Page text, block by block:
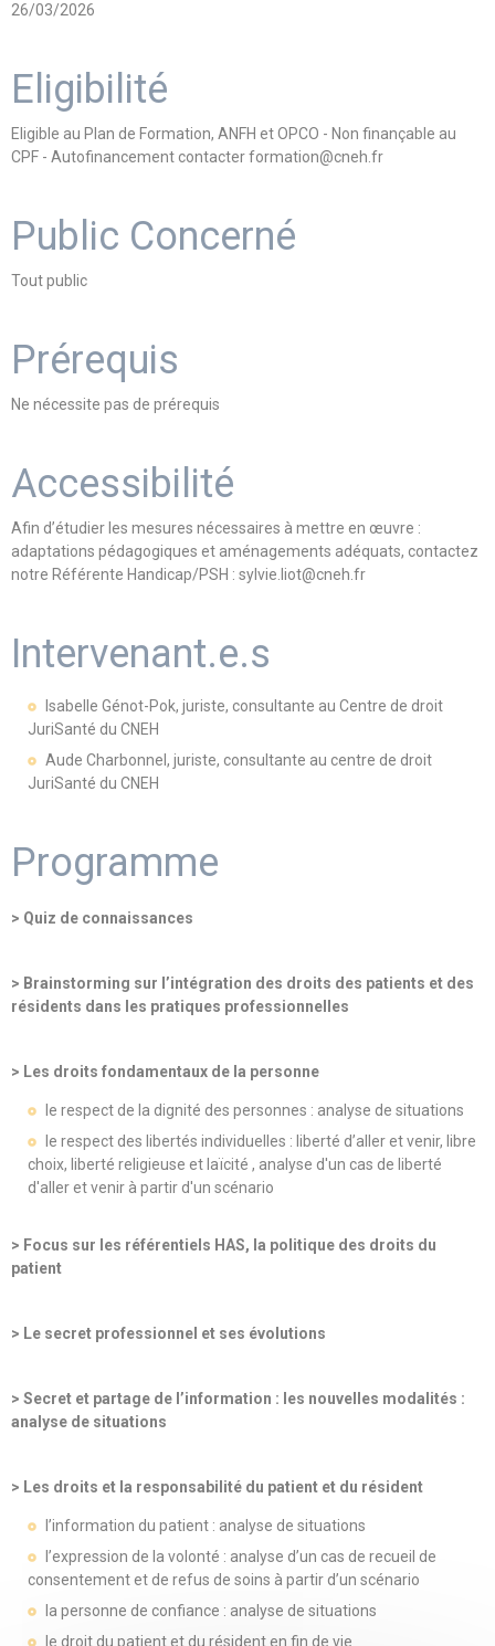
26/03/2026
Eligibilité
Eligible au Plan de Formation, ANFH et OPCO - Non finançable au
CPF - Autofinancement contacter formation@cneh.fr
Public Concerné
Tout public
Prérequis
Ne nécessite pas de prérequis
Accessibilité
Afin d’étudier les mesures nécessaires à mettre en œuvre :
adaptations pédagogiques et aménagements adéquats, contactez
notre Référente Handicap/PSH : sylvie.liot@cneh.fr
Intervenant.e.s
Isabelle Génot-Pok, juriste, consultante au Centre de droit
JuriSanté du CNEH
Aude Charbonnel, juriste, consultante au centre de droit
JuriSanté du CNEH
Programme
> Quiz de connaissances
> Brainstorming sur l’intégration des droits des patients et des
résidents dans les pratiques professionnelles
> Les droits fondamentaux de la personne
le respect de la dignité des personnes : analyse de situations
le respect des libertés individuelles : liberté d’aller et venir, libre
choix, liberté religieuse et laïcité , analyse d'un cas de liberté
d'aller et venir à partir d'un scénario
> Focus sur les référentiels HAS, la politique des droits du
patient
> Le secret professionnel et ses évolutions
> Secret et partage de l’information : les nouvelles modalités :
analyse de situations
> Les droits et la responsabilité du patient et du résident
l’information du patient : analyse de situations
l’expression de la volonté : analyse d’un cas de recueil de
consentement et de refus de soins à partir d’un scénario
la personne de confiance : analyse de situations
le droit du patient et du résident en fin de vie